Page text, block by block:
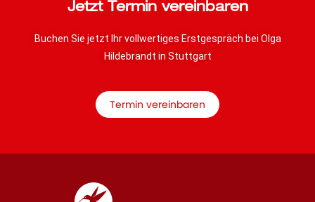
Jetzt Termin vereinbaren
Buchen Sie jetzt Ihr vollwertiges Erstgespräch bei Olga
Hildebrandt in Stuttgart
Termin vereinbaren